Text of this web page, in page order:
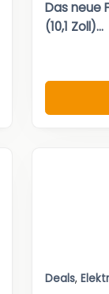
Das neue
(10,1 Zoll)...
Deals,